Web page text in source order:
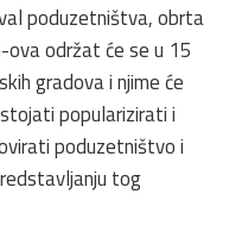
poduzetništva, obrta
ova održat će se u 15
gradova i njime će
popularizirati i
poduzetništvo i
tog